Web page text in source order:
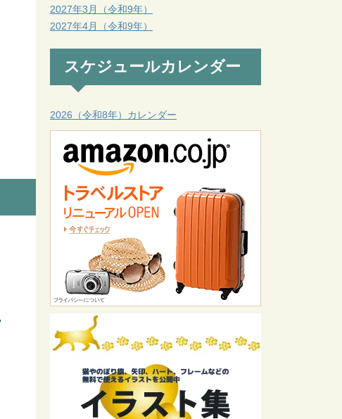
2027年3月（令和9年）
2027年4月（令和9年）
スケジュールカレンダー
2026（令和8年）カレンダー